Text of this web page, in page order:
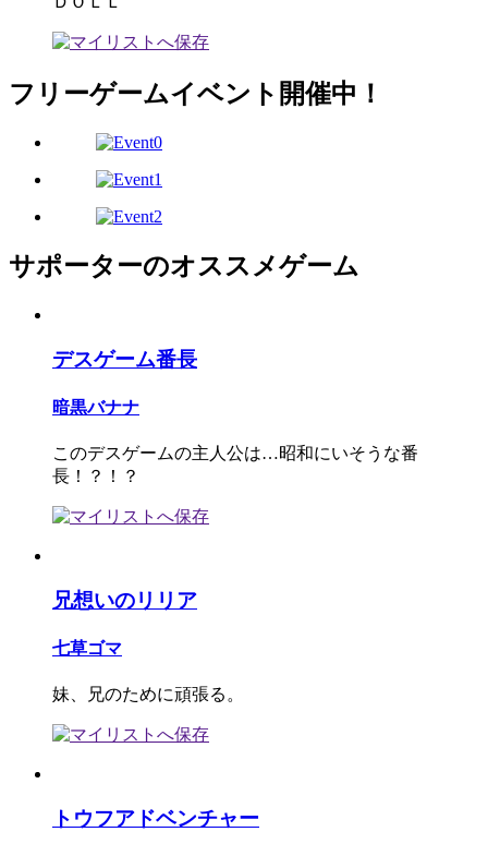
フリーゲームイベント開催中！
サポーターのオススメゲーム
デスゲーム番長
暗黒バナナ
このデスゲームの主人公は…昭和にいそうな番
長！？！？
兄想いのリリア
七草ゴマ
妹、兄のために頑張る。
トウフアドベンチャー